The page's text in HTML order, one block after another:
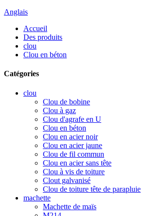
Anglais
Accueil
Des produits
clou
Clou en béton
Catégories
clou
Clou de bobine
Clou à gaz
Clou d'agrafe en U
Clou en béton
Clou en acier noir
Clou en acier jaune
Clou de fil commun
Clou en acier sans tête
Clou à vis de toiture
Clout galvanisé
Clou de toiture tête de parapluie
machette
Machette de maïs